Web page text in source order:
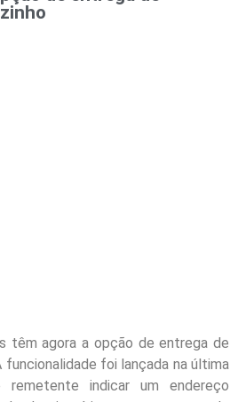
têm agora a opção de entrega de
funcionalidade foi lançada na última
indicar um endereço